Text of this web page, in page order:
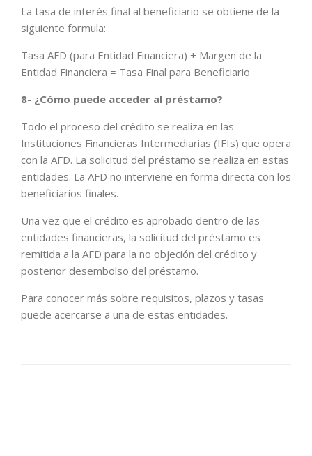
La tasa de interés final al beneficiario se obtiene de la
siguiente formula:
Tasa AFD (para Entidad Financiera) + Margen de la
Entidad Financiera = Tasa Final para Beneficiario
8- ¿Cómo puede acceder al préstamo?
Todo el proceso del crédito se realiza en las
Instituciones Financieras Intermediarias (IFIs) que opera
con la AFD. La solicitud del préstamo se realiza en estas
entidades. La AFD no interviene en forma directa con los
beneficiarios finales.
Una vez que el crédito es aprobado dentro de las
entidades financieras, la solicitud del préstamo es
remitida a la AFD para la no objeción del crédito y
posterior desembolso del préstamo.
Para conocer más sobre requisitos, plazos y tasas
puede acercarse a una de estas entidades.